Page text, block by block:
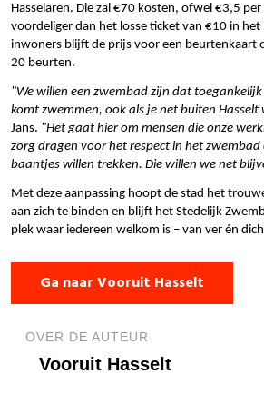
Hasselaren. Die zal €70 kosten, ofwel €3,5
voordeliger dan het losse ticket van €10 in het
inwoners blijft de prijs voor een beurtenkaart
20 beurten.
"We willen een zwembad zijn dat
komt zwemmen, ook als je net buiten
Jans. "Het gaat hier om mensen die onze
zorg dragen voor het respect in het zwembad
baantjes willen trekken. Die willen we net
Met deze aanpassing hoopt de stad het
aan zich te binden en blijft het Stedelijk
plek waar iedereen welkom is – van ver én
Ga naar Vooruit Hasselt
OVER DE AUTEUR
Vooruit Hasselt